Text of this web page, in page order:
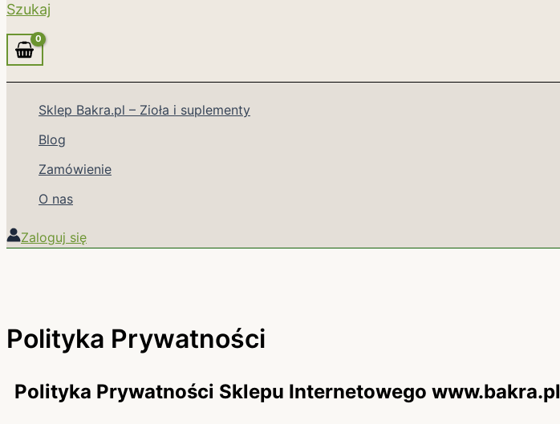
Szukaj
Sklep Bakra.pl – Zioła i suplementy
Blog
Zamówienie
O nas
Zaloguj się
Polityka Prywatności
Polityka Prywatności Sklepu Internetowego www.bakra.pl